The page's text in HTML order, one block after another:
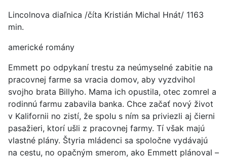
Lincolnova diaľnica /číta Kristián Michal Hnát/ 1163
min.
americké romány
Emmett po odpykaní trestu za neúmyselné zabitie na
pracovnej farme sa vracia domov, aby vyzdvihol
svojho brata Billyho. Mama ich opustila, otec zomrel a
rodinnú farmu zabavila banka. Chce začať nový život
v Kalifornii no zistí, že spolu s ním sa priviezli aj čierni
pasažieri, ktorí ušli z pracovnej farmy. Tí však majú
vlastné plány. Štyria mládenci sa spoločne vydávajú
na cestu, no opačným smerom, ako Emmett plánoval –